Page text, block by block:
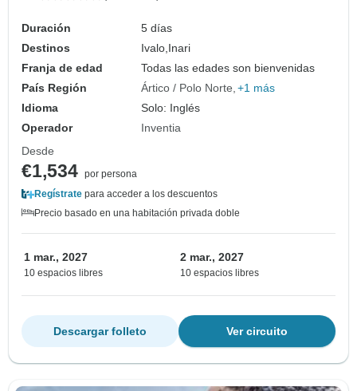
Duración
5 días
Destinos
Ivalo,Inari
Franja de edad
Todas las edades son bienvenidas
País Región
Ártico / Polo Norte +1 más
Idioma
Solo: Inglés
Operador
Inventia
Desde
€1,534 por persona
Regístrate para acceder a los descuentos
Precio basado en una habitación privada doble
1 mar., 2027
10 espacios libres
2 mar., 2027
10 espacios libres
Ver circuito
Descargar folleto